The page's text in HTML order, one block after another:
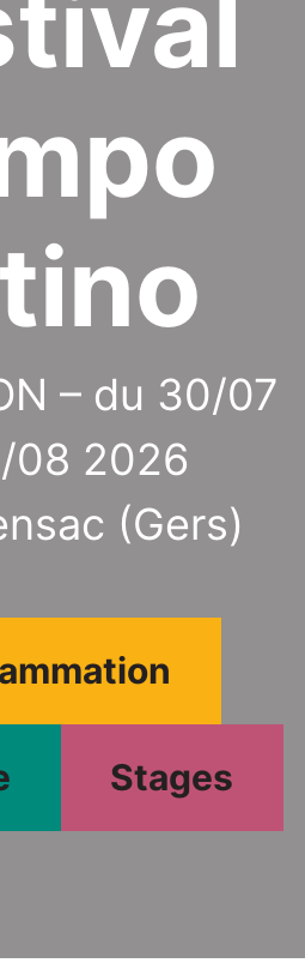
– du 30/07
08 2026
(Gers)
Stages